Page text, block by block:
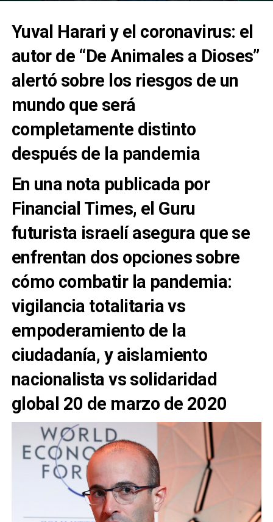
Yuval Harari y el coronavirus: el
autor de “De Animales a Dioses”
alertó sobre los riesgos de un
mundo que será
completamente distinto
después de la pandemia
En una nota publicada por
Financial Times, el Guru
futurista israelí asegura que se
enfrentan dos opciones sobre
cómo combatir la pandemia:
vigilancia totalitaria vs
empoderamiento de la
ciudadanía, y aislamiento
nacionalista vs solidaridad
global 20 de marzo de 2020